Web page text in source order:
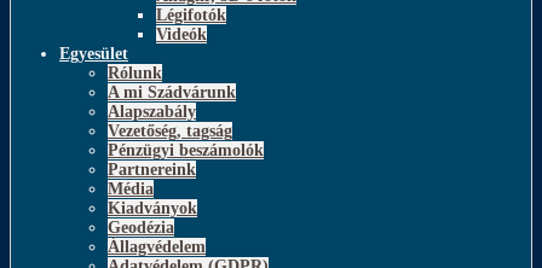
Légifotók
Videók
Egyesület
Rólunk
A mi Szádvárunk
Alapszabály
Vezetőség, tagság
Pénzügyi beszámolók
Partnereink
Média
Kiadványok
Geodézia
Állagvédelem